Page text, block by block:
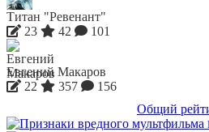
Титан "Ревенант"
23
42 101
Евгений Макаров
22
357
156
Общий